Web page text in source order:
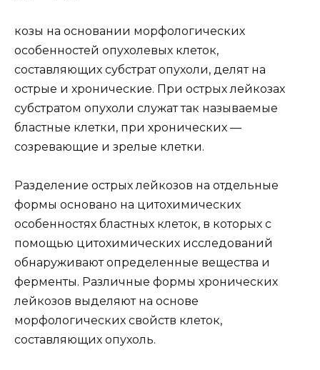
козы на основании морфологических
особенностей опухолевых клеток,
составляющих субстрат опухоли, делят на
острые и хронические. При острых лейкозах
субстратом опухоли служат так называемые
бластные клетки, при хронических —
созревающие и зрелые клетки.
Разделение острых лейкозов на отдельные
формы основано на цитохимических
особенностях бластных клеток, в которых с
помощью цитохимических исследований
обнаруживают определенные вещества и
ферменты. Различные формы хронических
лейкозов выделяют на основе
морфологических свойств клеток,
составляющих опухоль.